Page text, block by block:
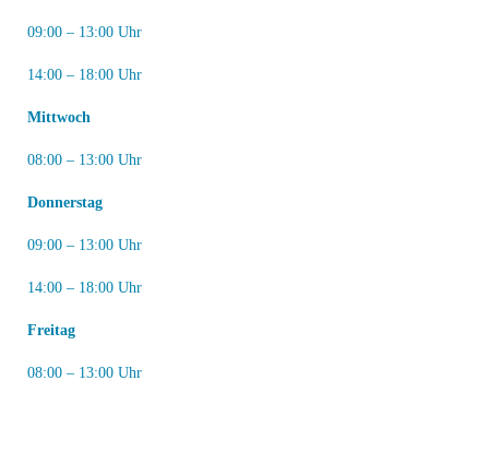
09:00 – 13:00 Uhr
14:00 – 18:00 Uhr
Mittwoch
08:00 – 13:00 Uhr
Donnerstag
09:00 – 13:00 Uhr
14:00 – 18:00 Uhr
Freitag
08:00 – 13:00 Uhr